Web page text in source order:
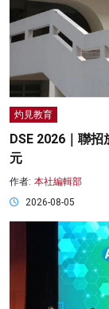
灼見教育
DSE 2026｜聯
元
作者: 本社編輯部
2026-08-05